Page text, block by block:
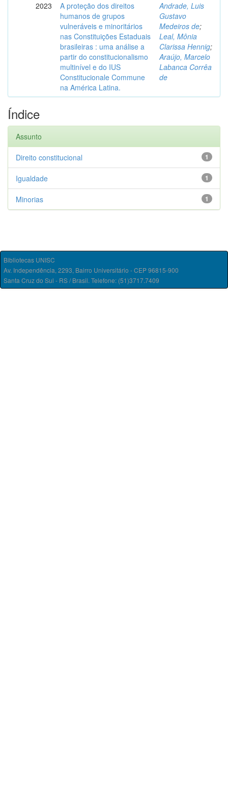
2023
A proteção dos direitos
humanos de grupos
vulneráveis e minoritários
nas Constituições Estaduais
brasileiras : uma análise a
partir do constitucionalismo
multinível e do IUS
Constitucionale Commune
na América Latina.
Andrade, Luis
Gustavo
Medeiros de;
Leal, Mônia
Clarissa Hennig;
Araújo, Marcelo
Labanca Corrêa
de
Índice
Assunto
1
Direito constitucional
1
Igualdade
1
Minorias
Bibliotecas UNISC
Av. Independência, 2293, Bairro Universitário - CEP 96815-900
Santa Cruz do Sul - RS / Brasil. Telefone: (51)3717.7409